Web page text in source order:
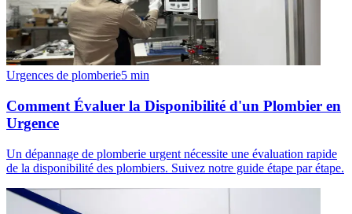
Urgences de plomberie5 min
Comment Évaluer la Disponibilité d'un Plombier en
Urgence
Un dépannage de plomberie urgent nécessite une évaluation rapide
de la disponibilité des plombiers. Suivez notre guide étape par étape.